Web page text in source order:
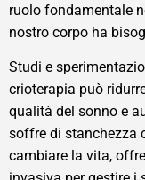
ruolo fondamentale
nostro corpo ha
Studi e
crioterapia può
qualità del sonno e
soffre di stanchezza
cambiare la vita,